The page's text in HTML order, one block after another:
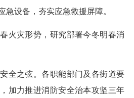
急设备，夯实应急救援屏障。
灾形势，研究部署今冬明春消
之弦。各职能部门及各街道要
加力推进消防安全治本攻坚三年